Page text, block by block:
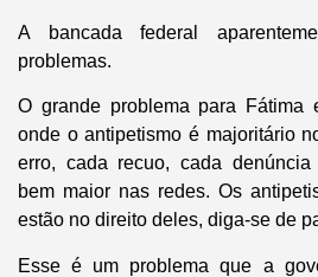
A bancada federal
problemas.
O grande problema para Fátima
onde o antipetismo é majoritário
erro, cada recuo, cada
bem maior nas redes. Os
estão no direito deles, diga-se de
Esse é um problema que a